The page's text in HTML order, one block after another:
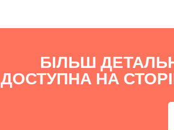
БІЛЬШ
ДОСТУПНА НА